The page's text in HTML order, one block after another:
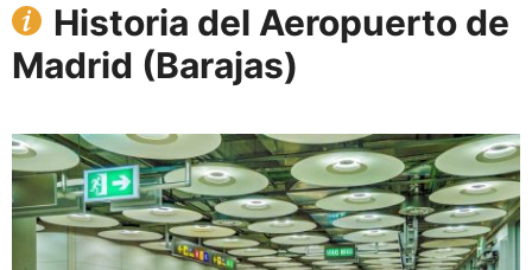
Historia del Aeropuerto de
Madrid (Barajas)